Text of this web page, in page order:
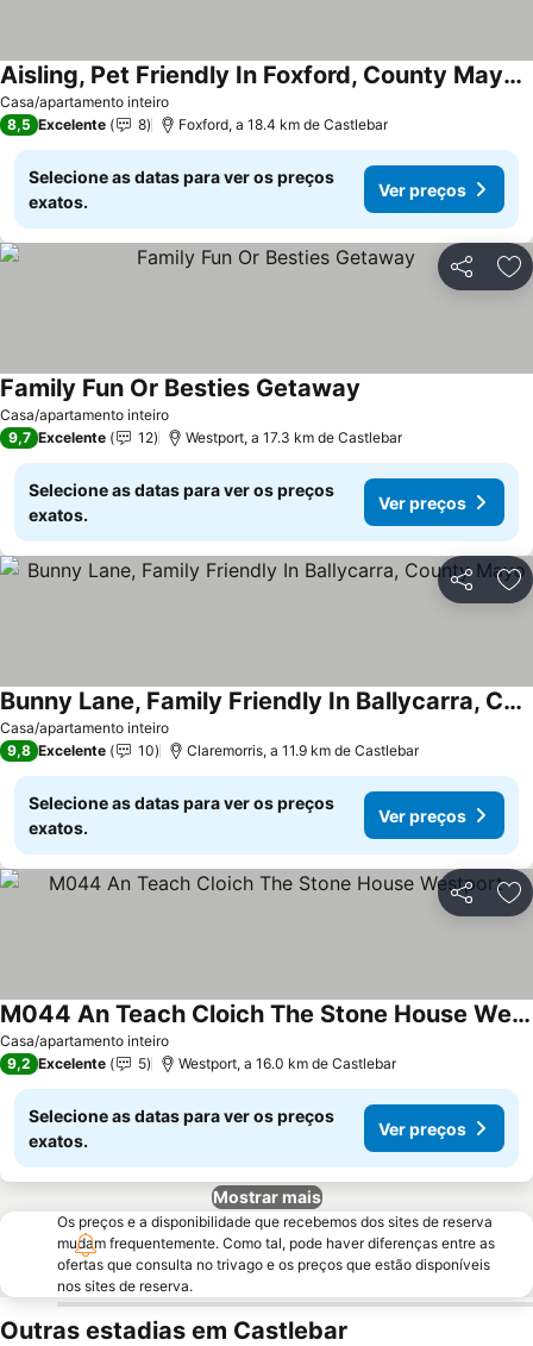
Casa/apartamento inteiro
Aisling, Pet Friendly In Foxford, County Mayo, Ref 956830
Ver preços
8,5 Excelente 8 Foxford, a 18.4 km de Castlebar
Selecione as datas para ver os preços
exatos.
Ver preços
Partilhar
Casa/apartamento inteiro
Family Fun Or Besties Getaway
9,7 Excelente 12 Westport, a 17.3 km de Castlebar
Selecione as datas para ver os preços
exatos.
Ver preços
Partilhar
Casa/apartamento inteiro
Bunny Lane, Family Friendly In Ballycarra, County Mayo
Ver preços
9,8 Excelente 10 Claremorris, a 11.9 km de Castlebar
Selecione as datas para ver os preços
exatos.
Ver preços
Partilhar
Casa/apartamento inteiro
M044 An Teach Cloich The Stone House Westport
Ver preços
9,2 Excelente 5 Westport, a 16.0 km de Castlebar
Selecione as datas para ver os preços
exatos.
Ver preços
Mostrar mais
Os preços e a disponibilidade que recebemos dos sites de reserva
mudam frequentemente. Como tal, pode haver diferenças entre as
ofertas que consulta no trivago e os preços que estão disponíveis
nos sites de reserva.
Outras estadias em Castlebar